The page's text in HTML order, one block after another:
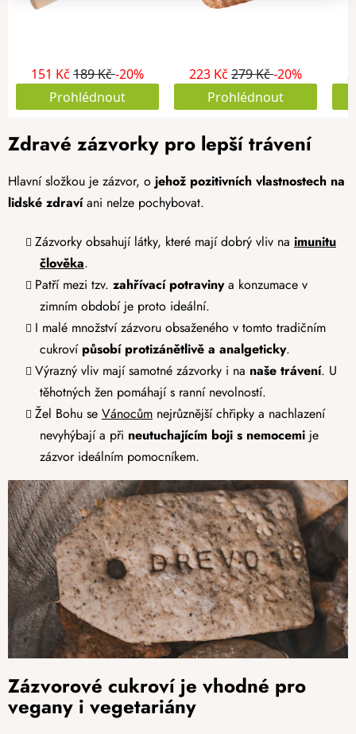
Zdravé zázvorky pro lepší trávení
Hlavní složkou je zázvor, o jehož pozitivních vlastnostech na
lidské zdravíani nelze pochybovat.
Zázvorky obsahují látky, které mají dobrý vliv na imunitu
člověka.
Patří mezi tzv. zahřívací potravinya konzumace v
zimním období je proto ideální.
I malé množství zázvoru obsaženého v tomto tradičním
cukroví působí protizánětlivě a analgeticky.
Výrazný vliv mají samotné zázvorky i na naše trávení. U
těhotných žen pomáhají s ranní nevolností.
Žel Bohu se Vánocům nejrůznější chřipky a nachlazení
nevyhýbají a při neutuchajícím boji s nemocemi je
zázvor ideálním pomocníkem.
Zázvorové cukroví je vhodné pro
vegany i vegetariány